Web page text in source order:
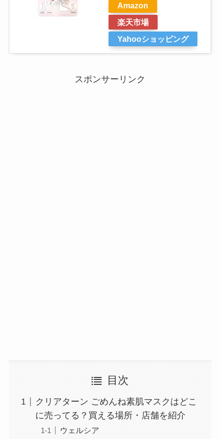
Amazon
楽天市場
Yahooショッピング
スポンサーリンク
目次
クリアターン ごめんね素肌マスクはどこ
に売ってる？買える場所・店舗を紹介
ウェルシア